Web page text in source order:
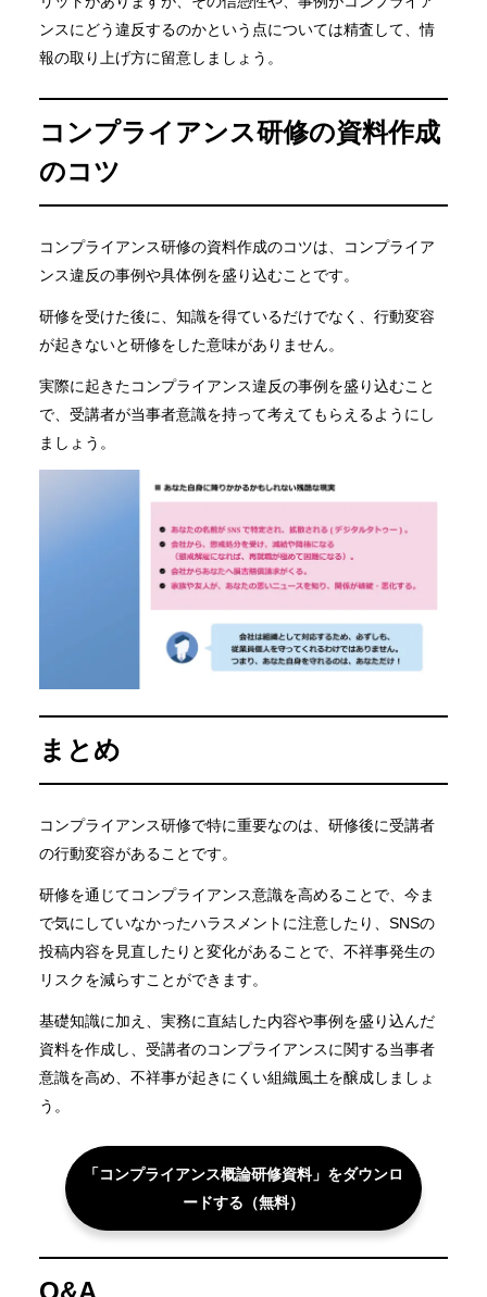
ンスにどう違反するのかという点については精査して、情
報の取り上げ方に留意しましょう。
コンプライアンス研修の資料作成
のコツ
コンプライアンス研修の資料作成のコツは、コンプライア
ンス違反の事例や具体例を盛り込むことです。
研修を受けた後に、知識を得ているだけでなく、行動変容
が起きないと研修をした意味がありません。
実際に起きたコンプライアンス違反の事例を盛り込むこと
で、受講者が当事者意識を持って考えてもらえるようにし
ましょう。
まとめ
コンプライアンス研修で特に重要なのは、研修後に受講者
の行動変容があることです。
研修を通じてコンプライアンス意識を高めることで、今ま
で気にしていなかったハラスメントに注意したり、SNSの
投稿内容を見直したりと変化があることで、不祥事発生の
リスクを減らすことができます。
基礎知識に加え、実務に直結した内容や事例を盛り込んだ
資料を作成し、受講者のコンプライアンスに関する当事者
意識を高め、不祥事が起きにくい組織風土を醸成しましょ
う。
「コンプライアンス概論研修資料」をダウンロ
ードする（無料）
Q&A